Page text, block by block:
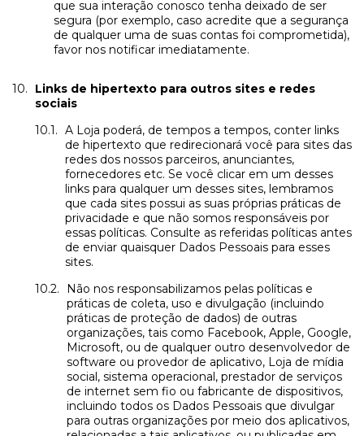
que sua interação conosco tenha deixado de ser
segura (por exemplo, caso acredite que a segurança
de qualquer uma de suas contas foi comprometida),
favor nos notificar imediatamente.
Links de hipertexto para outros sites e redes
sociais
A Loja poderá, de tempos a tempos, conter links
de hipertexto que redirecionará você para sites das
redes dos nossos parceiros, anunciantes,
fornecedores etc. Se você clicar em um desses
links para qualquer um desses sites, lembramos
que cada sites possui as suas próprias práticas de
privacidade e que não somos responsáveis por
essas políticas. Consulte as referidas políticas antes
de enviar quaisquer Dados Pessoais para esses
sites.
Não nos responsabilizamos pelas políticas e
práticas de coleta, uso e divulgação (incluindo
práticas de proteção de dados) de outras
organizações, tais como Facebook, Apple, Google,
Microsoft, ou de qualquer outro desenvolvedor de
software ou provedor de aplicativo, Loja de mídia
social, sistema operacional, prestador de serviços
de internet sem fio ou fabricante de dispositivos,
incluindo todos os Dados Pessoais que divulgar
para outras organizações por meio dos aplicativos,